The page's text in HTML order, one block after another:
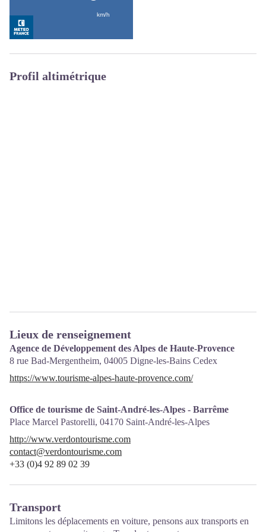
Profil altimétrique
Lieux de renseignement
Agence de Développement des Alpes de Haute-Provence
8 rue Bad-Mergentheim, 04005 Digne-les-Bains Cedex
https://www.tourisme-alpes-haute-provence.com/
Office de tourisme de Saint-André-les-Alpes - Barrême
Place Marcel Pastorelli, 04170 Saint-André-les-Alpes
http://www.verdontourisme.com
contact@verdontourisme.com
+33 (0)4 92 89 02 39
Transport
Limitons les déplacements en voiture, pensons aux transports en